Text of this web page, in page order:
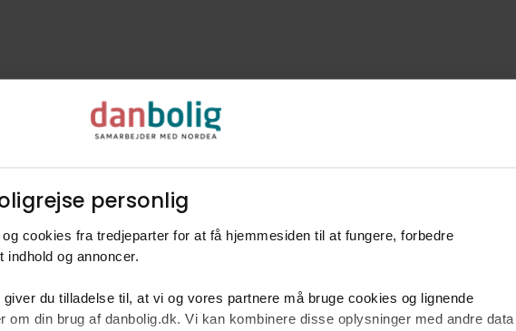
personlig​
cookies fra tredjeparter for at få hjemmesiden til at fungere, forbedre
indhold og annoncer.​
du tilladelse til, at vi og vores partnere må bruge cookies og lignende
om din brug af danbolig.dk. Vi kan kombinere disse oplysninger med andre
Bliv klogere på dine
nye naboer og dit nye
nabolag